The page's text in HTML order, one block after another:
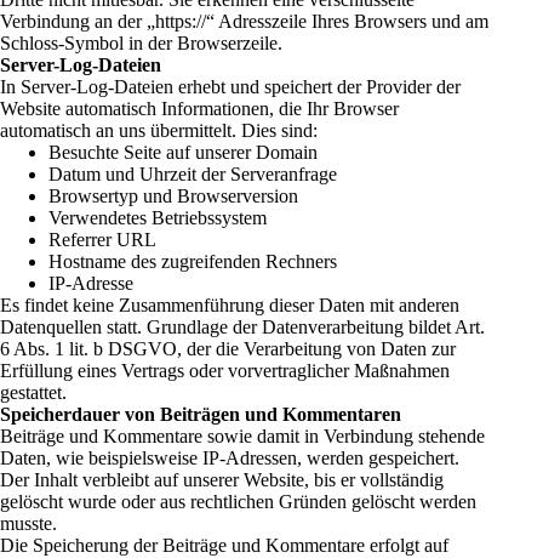
Verbindung an der „https://“ Adresszeile Ihres Browsers und am
Schloss-Symbol in der Browserzeile.
Server-Log-Dateien
In Server-Log-Dateien erhebt und speichert der Provider der
Website automatisch Informationen, die Ihr Browser
automatisch an uns übermittelt. Dies sind:
Besuchte Seite auf unserer Domain
Datum und Uhrzeit der Serveranfrage
Browsertyp und Browserversion
Verwendetes Betriebssystem
Referrer URL
Hostname des zugreifenden Rechners
IP-Adresse
Es findet keine Zusammenführung dieser Daten mit anderen
Datenquellen statt. Grundlage der Datenverarbeitung bildet Art.
6 Abs. 1 lit. b DSGVO, der die Verarbeitung von Daten zur
Erfüllung eines Vertrags oder vorvertraglicher Maßnahmen
gestattet.
Speicherdauer von Beiträgen und Kommentaren
Beiträge und Kommentare sowie damit in Verbindung stehende
Daten, wie beispielsweise IP-Adressen, werden gespeichert.
Der Inhalt verbleibt auf unserer Website, bis er vollständig
gelöscht wurde oder aus rechtlichen Gründen gelöscht werden
musste.
Die Speicherung der Beiträge und Kommentare erfolgt auf